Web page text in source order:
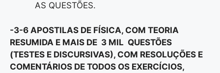
AS QUESTÕES.
-3-6 APOSTILAS DE FÍSICA, COM TEORIA
RESUMIDA E MAIS DE 3 MIL QUESTÕES
(TESTES E DISCURSIVAS), COM RESOLUÇÕES E
COMENTÁRIOS DE TODOS OS EXERCÍCIOS,